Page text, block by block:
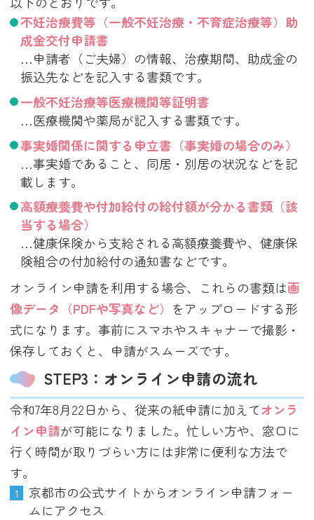
不妊治療費等（一般不妊治療・不育症治療等）助
成金交付申請書
…申請者（ご夫婦）の情報、治療期間、助成金の
振込先などを記入する書類です。
一般不妊治療等医療機関等証明書
…医療機関や薬局が記入する書類です。
事実婚関係に関する申立書（事実婚の場合のみ）
…事実婚であること、同居・別居の状況などを記
載します。
高額療養費や付加給付の給付額が分かる書類（該
当する場合）
…健康保険から支給される高額療養費や、健康保
険組合の付加給付の通知書などです。
オンライン申請を利用する場合、これらの書類は画
像データ（PDFや写真など） をアップロードする形
式になります。事前にスマホやスキャナーで撮影・
保存しておくと、申請がスムーズです。
STEP3：オンライン申請の流れ
令和7年8月22日から、従来の紙申請に加えてオンラ
イン申請が可能になりました。忙しい方や、窓口に
行く時間が取りづらい方には非常に便利な方法で
す。
京都市の公式サイトからオンライン申請フォー
ムにアクセス